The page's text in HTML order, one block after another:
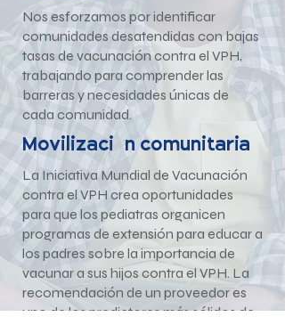
Nos esforzamos por identificar
comunidades desatendidas con bajas
tasas de vacunación contra el VPH,
trabajando para comprender las
barreras y necesidades únicas de
cada comunidad.
Movilización comunitaria
La Iniciativa Mundial de Vacunación
contra el VPH crea oportunidades
para que los pediatras organicen
programas de extensión para educar a
los padres sobre la importancia de
vacunar a sus hijos contra el VPH. La
recomendación de un proveedor es
uno de los predictores más sólidos de